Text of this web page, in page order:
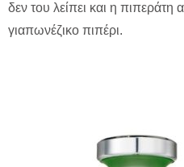
δεν του λείπει και η πιπεράτη
γιαπωνέζικο πιπέρι.